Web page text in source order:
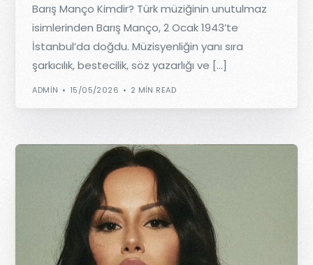
Barış Manço Kimdir? Türk müziğinin unutulmaz
isimlerinden Barış Manço, 2 Ocak 1943’te
İstanbul’da doğdu. Müzisyenliğin yanı sıra
şarkıcılık, bestecilik, söz yazarlığı ve […]
ADMIN 15/05/2026 2 MIN READ